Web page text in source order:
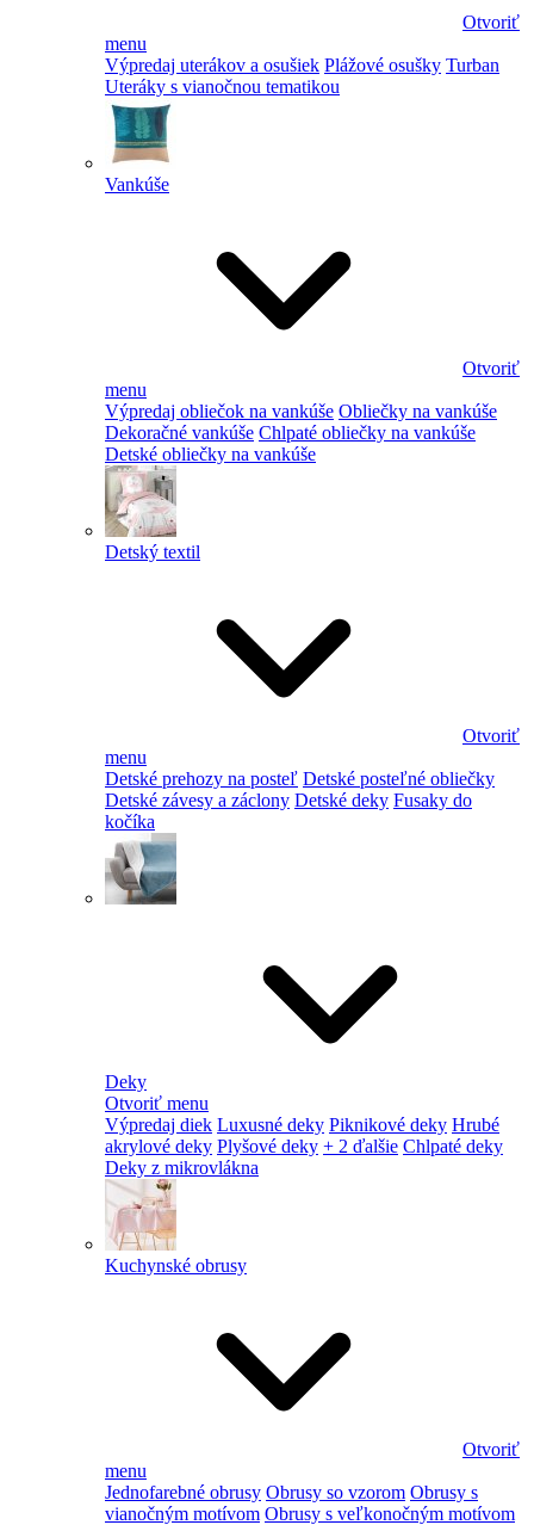
Otvoriť
menu
Výpredaj uterákov a osušiek Plážové osušky Turban
Uteráky s vianočnou tematikou
Vankúše
Otvoriť
menu
Výpredaj obliečok na vankúše Obliečky na vankúše
Dekoračné vankúše Chlpaté obliečky na vankúše
Detské obliečky na vankúše
Detský textil
Otvoriť
menu
Detské prehozy na posteľ Detské posteľné obliečky
Detské závesy a záclony Detské deky Fusaky do
kočíka
Deky
Otvoriť menu
Výpredaj diek Luxusné deky Piknikové deky Hrubé
akrylové deky Plyšové deky + 2 ďalšie Chlpaté deky
Deky z mikrovlákna
Kuchynské obrusy
Otvoriť
menu
Jednofarebné obrusy Obrusy so vzorom Obrusy s
vianočným motívom Obrusy s veľkonočným motívom